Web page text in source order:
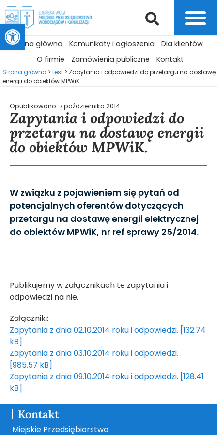
Otwórz pasek narzędzi
Strona główna Komunikaty i ogłoszenia
Dla klientów
O firmie
Zamówienia publiczne Kontakt
Strona główna > test > Zapytania i odpowiedzi do przetargu na dostawę
energii do obiektów MPWiK.
Opublikowano: 7 października 2014
Zapytania i odpowiedzi do
przetargu na dostawę energii
do obiektów MPWiK.
W związku z pojawieniem się pytań od
potencjalnych oferentów dotyczących
przetargu na dostawę energii elektrycznej
do obiektów MPWiK, nr ref sprawy 25/2014.
Publikujemy w załącznikach te zapytania i
odpowiedzi na nie.
Załączniki:
Zapytania z dnia 02.10.2014 roku i odpowiedzi. [132.74
kB]
Zapytania z dnia 03.10.2014 roku i odpowiedzi.
[985.57 kB]
Zapytania z dnia 09.10.2014 roku i odpowiedzi. [128.41
kB]
Kontakt
Miejskie Przedsiębiorstwo